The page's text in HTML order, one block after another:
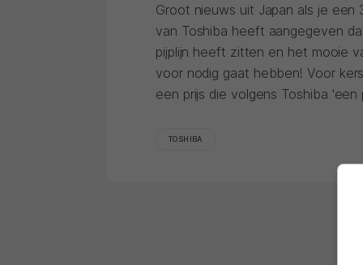
Groot nieuws uit Japan als je
van Toshiba heeft aangegeven
pijplijn heeft zitten en het mooie
voor nodig gaat hebben! Voor
een prijs die volgens Toshiba 'een
TOSHIBA